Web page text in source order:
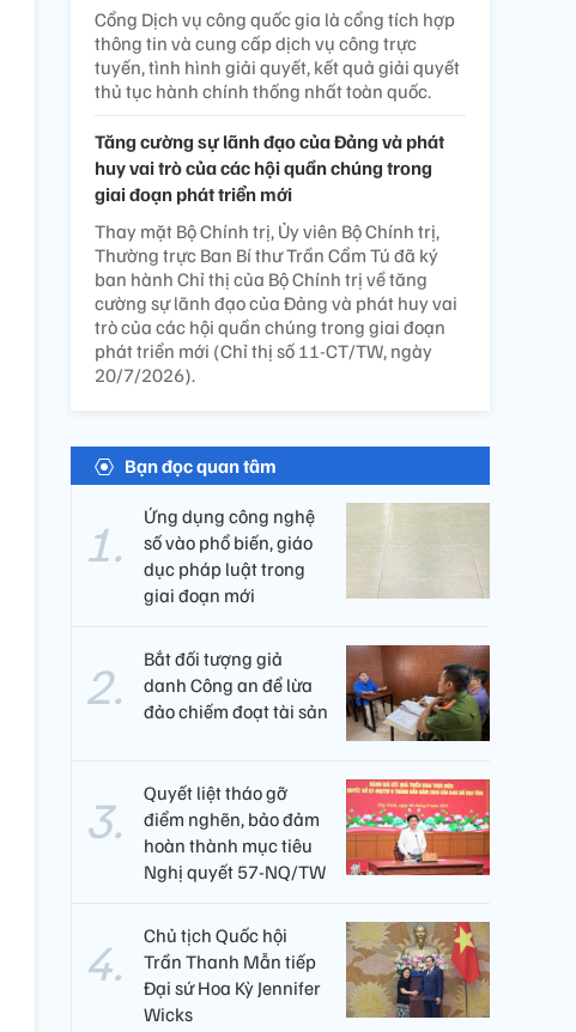
Cổng Dịch vụ công quốc gia là cổng tích hợp
thông tin và cung cấp dịch vụ công trực
tuyến, tình hình giải quyết, kết quả giải quyết
thủ tục hành chính thống nhất toàn quốc.
Tăng cường sự lãnh đạo của Đảng và phát
huy vai trò của các hội quần chúng trong
giai đoạn phát triển mới
Thay mặt Bộ Chính trị, Ủy viên Bộ Chính trị,
Thường trực Ban Bí thư Trần Cẩm Tú đã ký
ban hành Chỉ thị của Bộ Chính trị về tăng
cường sự lãnh đạo của Đảng và phát huy vai
trò của các hội quần chúng trong giai đoạn
phát triển mới (Chỉ thị số 11-CT/TW, ngày
20/7/2026).
Bạn đọc quan tâm
Ứng dụng công nghệ
số vào phổ biến, giáo
dục pháp luật trong
giai đoạn mới
Bắt đối tượng giả
danh Công an để lừa
đảo chiếm đoạt tài sản
Quyết liệt tháo gỡ
điểm nghẽn, bảo đảm
hoàn thành mục tiêu
Nghị quyết 57-NQ/TW
Chủ tịch Quốc hội
Trần Thanh Mẫn tiếp
Đại sứ Hoa Kỳ Jennifer
Wicks